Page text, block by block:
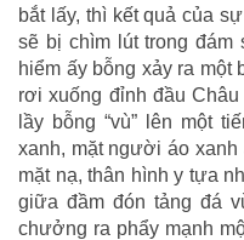
bắt lấy, thì kết quả của
sẽ bị chìm lút trong đám
hiểm ấy bỗng xảy ra một
rơi xuống đỉnh đầu
lầy bỗng “vù” lên một
xanh, mặt người áo
mặt nạ, thân hình y tựa
giữa đầm đón tảng đá
chưởng ra phẩy mạnh